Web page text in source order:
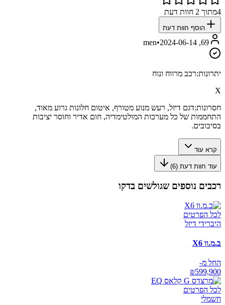
4מתוך 2 חוות דעת
הוסף חוות דעת
69, men
•2024-06-14
יתרונות:רכב מרווח ונוח
X
חסרונות:דגם דיזל, רעש מנוע מטורף, איטום חלונות גרוע מאוד,
התחממות של כל מערכות המולטימדיה, חום אדיר וחוסר יציבות
בסיבובים.
קרא עוד
עוד חוות דעת (6
)
רכבים נוספים שגולשים בדקו
לכל הפרטים
היברידי דיזל
ב.מ.וו X6
החל מ-
₪599,900
לכל הפרטים
חשמלי